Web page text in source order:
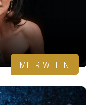
MEER WETEN